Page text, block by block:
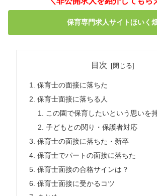
保育専門求人サイトほいく畑
目次
保育士の面接に落ちた
保育士面接に落ちる人
この園で保育したいという思いを
子どもとの関り・保護者対応
保育士の面接に落ちた・新卒
保育士でパートの面接に落ちた
保育士面接の合格サインは？
保育士面接に受かるコツ